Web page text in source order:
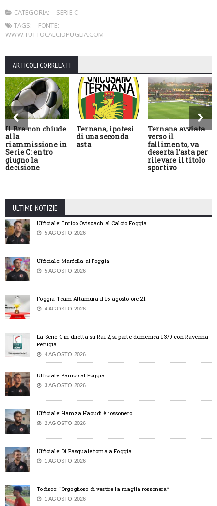
CATEGORIA:
SERIE C
TAGS:
FONTE:
WWW.TUTTOCALCIOPUGLIA.COM
ARTICOLI CORRELATI
Il Bra non chiude
alla
riammissione in
Serie C: entro
giugno la
decisione
Ternana, ipotesi
di una seconda
asta
Ternana avviata
verso il
fallimento, va
deserta l’asta per
rilevare il titolo
sportivo
ULTIME NOTIZIE
Ufficiale: Enrico Oviszach al Calcio Foggia
5 AGOSTO 2026
Ufficiale: Marfella al Foggia
5 AGOSTO 2026
Foggia-Team Altamura il 16 agosto ore 21
4 AGOSTO 2026
La Serie C in diretta su Rai 2, si parte domenica 13/9 con Ravenna-
Perugia
4 AGOSTO 2026
Ufficiale: Panico al Foggia
3 AGOSTO 2026
Ufficiale: Hamza Haoudi è rossonero
2 AGOSTO 2026
Ufficiale: Di Pasquale torna a Foggia
1 AGOSTO 2026
Todisco: “Orgoglioso di vestire la maglia rossonera”
1 AGOSTO 2026